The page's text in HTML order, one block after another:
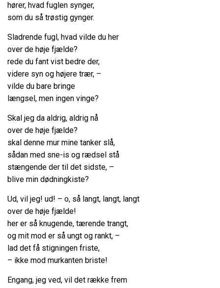
hører, hvad fuglen synger,
som du så trøstig gynger.
Sladrende fugl, hvad vilde du her
over de høje fjælde?
rede du fant vist bedre der,
videre syn og højere trær, –
vilde du bare bringe
længsel, men ingen vinge?
Skal jeg da aldrig, aldrig nå
over de høje fjælde?
skal denne mur mine tanker slå,
sådan med sne-is og rædsel stå
stængende der til det sidste, –
blive min dødningkiste?
Ud, vil jeg! ud! – o, så langt, langt, langt
over de høje fjælde!
her er så knugende, tærende trangt,
og mit mod er så ungt og rankt, –
lad det få stigningen friste,
– ikke mod murkanten briste!
Engang, jeg ved, vil det række frem